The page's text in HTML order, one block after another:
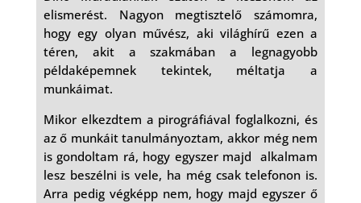
elismerést. Nagyon megtisztelő számomra,
hogy egy olyan művész, aki világhírű ezen a
téren, akit a szakmában a legnagyobb
példaképemnek tekintek, méltatja a
munkáimat.
Mikor elkezdtem a pirográfiával foglalkozni, és
az ő munkáit tanulmányoztam, akkor még nem
is gondoltam rá, hogy egyszer majd alkalmam
lesz beszélni is vele, ha még csak telefonon is.
Arra pedig végképp nem, hogy majd egyszer ő